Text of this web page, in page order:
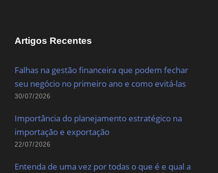
Artigos Recentes
Falhas na gestão financeira que podem fechar
seu negócio no primeiro ano e como evitá-las
30/07/2026
Importância do planejamento estratégico na
importação e exportação
22/07/2026
Entenda de uma vez por todas o que é e qual a